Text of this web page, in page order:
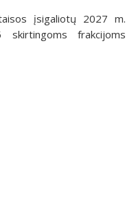
įsigaliotų 2027 m.
frakcijoms